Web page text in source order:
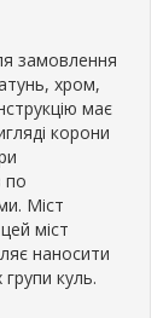
замовлення
хром,
має
корони
по
Міст
міст
наносити
куль.